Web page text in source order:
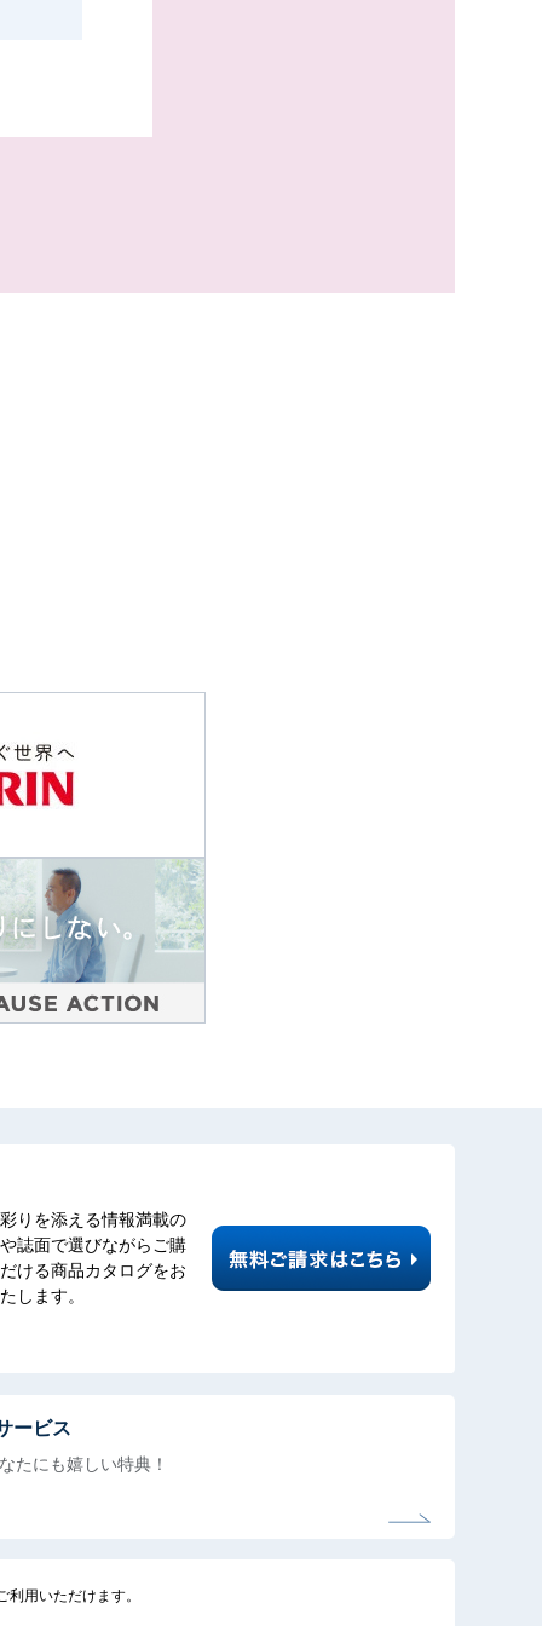
りを添える情報満載の
誌面で選びながらご購
ける商品カタログをお
します。
ービス
たにも嬉しい特典！
用いただけます。